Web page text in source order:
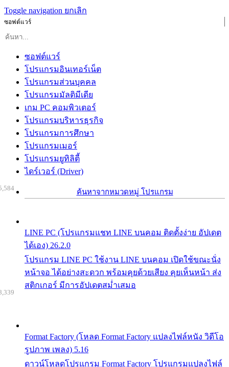
Toggle navigation ยกเลิก
ซอฟต์แวร์
ซอฟต์แวร์
โปรแกรมอินเทอร์เน็ต
โปรแกรมส่วนบุคคล
โปรแกรมมัลติมีเดีย
เกม PC คอมพิวเตอร์
โปรแกรมบริหารธุรกิจ
โปรแกรมการศึกษา
โปรแกรมเมอร์
โปรแกรมยูทิลิตี้
ไดร์เวอร์ (Driver)
ค้นหาจากหมวดหมู่ โปรแกรม
LINE PC (โปรแกรมแชท LINE บนคอม ติดตั้งง่าย อัปเดต
ได้เอง) 26.2.0
โปรแกรม LINE PC ใช้งาน LINE บนคอม เปิดใช้ขณะนั่ง
หน้าจอ ได้อย่างสะดวก พร้อมคุยด้วยเสียง คุยเห็นหน้า ส่ง
สติกเกอร์ มีการอัปเดตสม่ำเสมอ
Format Factory (โหลด Format Factory แปลงไฟล์หนัง วิดีโอ
รูปภาพ เพลง) 5.16
ดาวน์โหลดโปรแกรม Format Factory โปรแกรมแปลงไฟล์